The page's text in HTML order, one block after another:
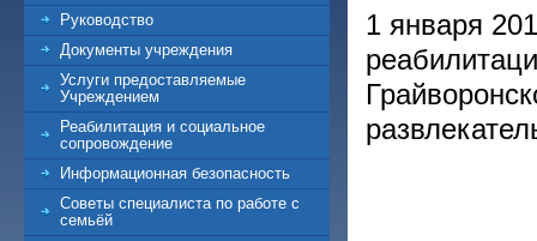
Руководство
Документы учреждения
Услуги предоставляемые
Учреждением
Реабилитация и социальное
сопровождение
Информационная безопасность
Советы специалиста по работе с
семьёй
1 января